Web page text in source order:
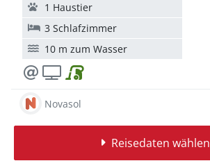
1 Haustier
3 Schlafzimmer
10 m zum Wasser
Novasol
Reisedaten wählen